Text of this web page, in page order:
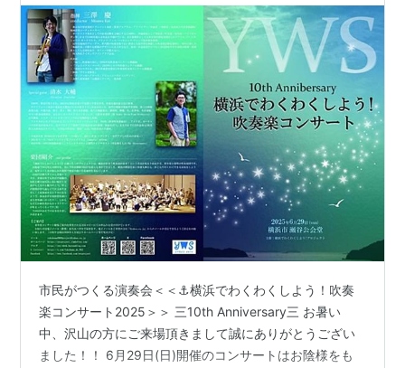
市民がつくる演奏会＜＜⚓横浜でわくわくしよう！吹奏
楽コンサート2025＞＞ 三10th Anniversary三 お暑い
中、沢山の方にご来場頂きまして誠にありがとうござい
ました！！ 6月29日(日)開催のコンサートはお陰様をも